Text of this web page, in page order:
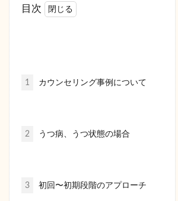
目次
1 カウンセリング事例について
2 うつ病、うつ状態の場合
3 初回〜初期段階のアプローチ